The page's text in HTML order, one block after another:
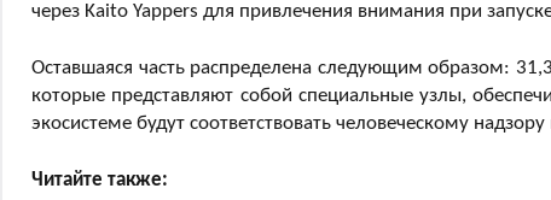
через Kaito Yappers для привлечения внимания при
Оставшаяся часть распределена следующим образом:
которые представляют собой специальные узлы,
экосистеме будут соответствовать человеческому
Читайте также: